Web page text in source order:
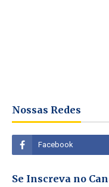
Nossas Redes
Se Inscreva no